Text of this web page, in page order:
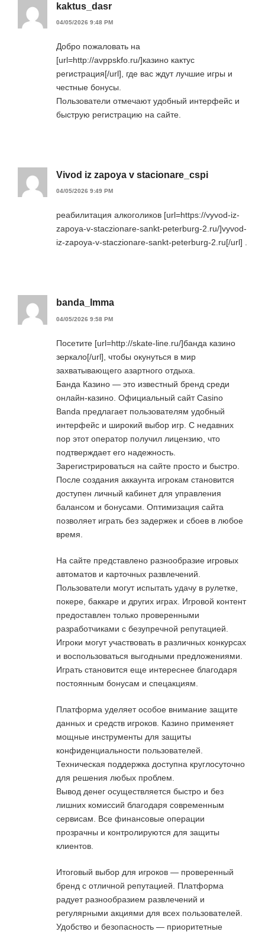
kaktus_dasr
04/05/2026 9:48 PM
Добро пожаловать на
[url=http://avppskfo.ru/]казино кактус
регистрация[/url], где вас ждут лучшие игры и
честные бонусы.
Пользователи отмечают удобный интерфейс и
быструю регистрацию на сайте.
Vivod iz zapoya v stacionare_cspi
04/05/2026 9:49 PM
реабилитация алкоголиков [url=https://vyvod-iz-
zapoya-v-staczionare-sankt-peterburg-2.ru/]vyvod-
iz-zapoya-v-staczionare-sankt-peterburg-2.ru[/url] .
banda_lmma
04/05/2026 9:58 PM
Посетите [url=http://skate-line.ru/]банда казино
зеркало[/url], чтобы окунуться в мир
захватывающего азартного отдыха.
Банда Казино — это известный бренд среди
онлайн-казино. Официальный сайт Casino
Banda предлагает пользователям удобный
интерфейс и широкий выбор игр. С недавних
пор этот оператор получил лицензию, что
подтверждает его надежность.
Зарегистрироваться на сайте просто и быстро.
После создания аккаунта игрокам становится
доступен личный кабинет для управления
балансом и бонусами. Оптимизация сайта
позволяет играть без задержек и сбоев в любое
время.
На сайте представлено разнообразие игровых
автоматов и карточных развлечений.
Пользователи могут испытать удачу в рулетке,
покере, баккаре и других играх. Игровой контент
предоставлен только проверенными
разработчиками с безупречной репутацией.
Игроки могут участвовать в различных конкурсах
и воспользоваться выгодными предложениями.
Играть становится еще интереснее благодаря
постоянным бонусам и спецакциям.
Платформа уделяет особое внимание защите
данных и средств игроков. Казино применяет
мощные инструменты для защиты
конфиденциальности пользователей.
Техническая поддержка доступна круглосуточно
для решения любых проблем.
Вывод денег осуществляется быстро и без
лишних комиссий благодаря современным
сервисам. Все финансовые операции
прозрачны и контролируются для защиты
клиентов.
Итоговый выбор для игроков — проверенный
бренд с отличной репутацией. Платформа
радует разнообразием развлечений и
регулярными акциями для всех пользователей.
Удобство и безопасность — приоритетные